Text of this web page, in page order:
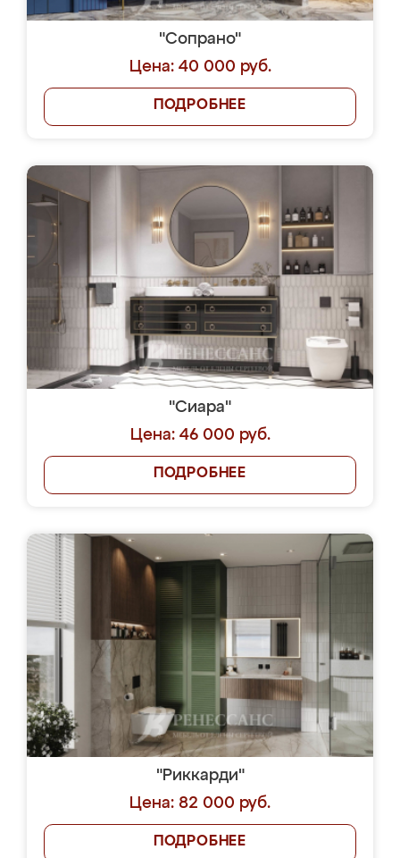
"Сопрано"
Цена: 40 000 руб.
ПОДРОБНЕЕ
"Сиара"
Цена: 46 000 руб.
ПОДРОБНЕЕ
"Риккарди"
Цена: 82 000 руб.
ПОДРОБНЕЕ